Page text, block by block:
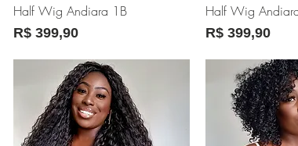
Visualização rápida
Half Wig Andiara 1B
Preço
R$ 399,90
Half Wig
Preço
R$ 399,90